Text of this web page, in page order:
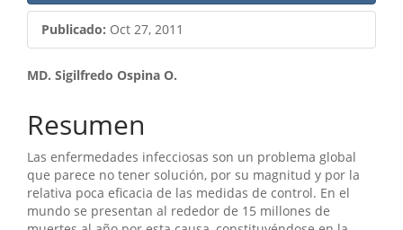
Publicado: Oct 27, 2011
Contenido
principal
del
artículo
MD. Sigilfredo Ospina O.
Resumen
Las enfermedades infecciosas son un problema global
que parece no tener solución, por su magnitud y por la
relativa poca eficacia de las medidas de control. En el
mundo se presentan al rededor de 15 millones de